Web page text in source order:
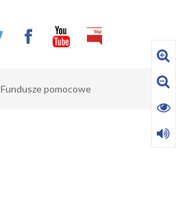
Fundusze pomocowe